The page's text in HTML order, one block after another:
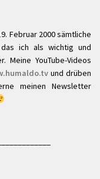
Februar 2000 sämtliche
das ich als wichtig und
Meine YouTube-Videos
und drüben
meinen Newsletter